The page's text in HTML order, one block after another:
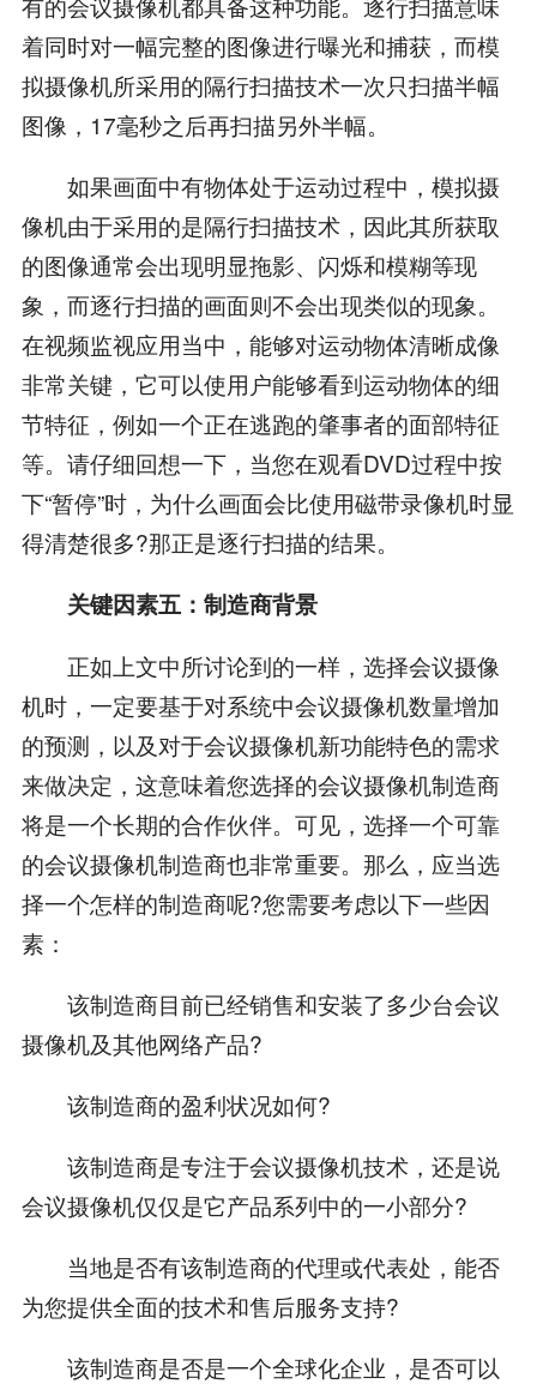
着同时对一幅完整的图像进行曝光和捕获，而模
拟摄像机所采用的隔行扫描技术一次只扫描半幅
图像，17毫秒之后再扫描另外半幅。
如果画面中有物体处于运动过程中，模拟摄
像机由于采用的是隔行扫描技术，因此其所获取
的图像通常会出现明显拖影、闪烁和模糊等现
象，而逐行扫描的画面则不会出现类似的现象。
在视频监视应用当中，能够对运动物体清晰成像
非常关键，它可以使用户能够看到运动物体的细
节特征，例如一个正在逃跑的肇事者的面部特征
等。请仔细回想一下，当您在观看DVD过程中按
下“暂停”时，为什么画面会比使用磁带录像机时显
得清楚很多?那正是逐行扫描的结果。
关键因素五：制造商背景
正如上文中所讨论到的一样，选择会议摄像
机时，一定要基于对系统中会议摄像机数量增加
的预测，以及对于会议摄像机新功能特色的需求
来做决定，这意味着您选择的会议摄像机制造商
将是一个长期的合作伙伴。可见，选择一个可靠
的会议摄像机制造商也非常重要。那么，应当选
择一个怎样的制造商呢?您需要考虑以下一些因
素：
该制造商目前已经销售和安装了多少台会议
摄像机及其他网络产品?
该制造商的盈利状况如何?
该制造商是专注于会议摄像机技术，还是说
会议摄像机仅仅是它产品系列中的一小部分?
当地是否有该制造商的代理或代表处，能否
为您提供全面的技术和售后服务支持?
该制造商是否是一个全球化企业，是否可以